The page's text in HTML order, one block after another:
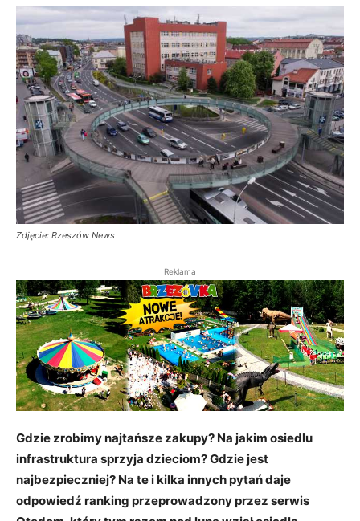
Zdjęcie: Rzeszów News
Reklama
Gdzie zrobimy najtańsze zakupy? Na jakim osiedlu
infrastruktura sprzyja dzieciom? Gdzie jest
najbezpieczniej? Na te i kilka innych pytań daje
odpowiedź ranking przeprowadzony przez serwis